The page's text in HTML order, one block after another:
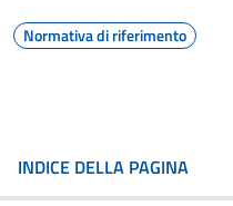
Normativa di riferimento
INDICE DELLA PAGINA